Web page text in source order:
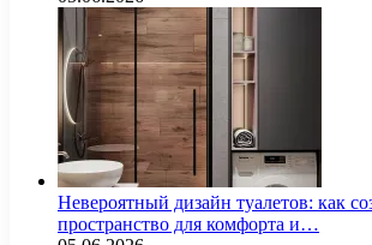
Невероятный дизайн туалетов: как
пространство для комфорта и…